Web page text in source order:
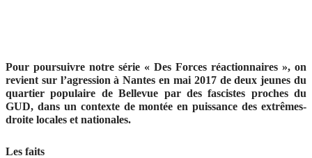
Pour poursuivre notre série « Des Forces réactionnaires », on
revient sur l’agression à Nantes en mai 2017 de deux jeunes du
quartier populaire de Bellevue par des fascistes proches du
GUD, dans un contexte de montée en puissance des extrêmes-
droite locales et nationales.
Les faits